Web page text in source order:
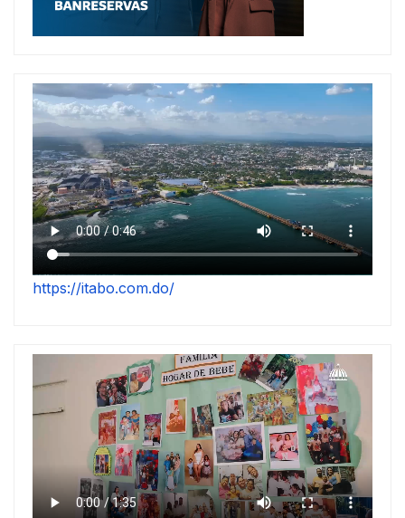
https://itabo.com.do/